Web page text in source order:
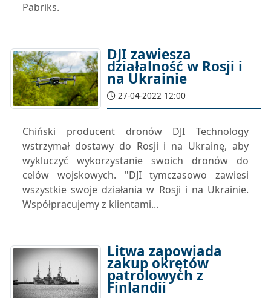
Pabriks.
DJI zawiesza
działalność w Rosji i
na Ukrainie
27-04-2022 12:00
Chiński producent dronów DJI Technology
wstrzymał dostawy do Rosji i na Ukrainę, aby
wykluczyć wykorzystanie swoich dronów do
celów wojskowych. "DJI tymczasowo zawiesi
wszystkie swoje działania w Rosji i na Ukrainie.
Współpracujemy z klientami...
Litwa zapowiada
zakup okrętów
patrolowych z
Finlandii